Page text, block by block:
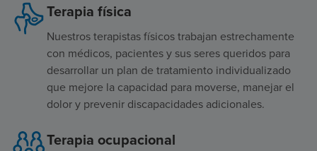
Terapia física
Nuestros terapistas físicos trabajan estrechamente
con médicos, pacientes y sus seres queridos para
desarrollar un plan de tratamiento individualizado
que mejore la capacidad para moverse, manejar el
dolor y prevenir discapacidades adicionales.
Terapia ocupacional